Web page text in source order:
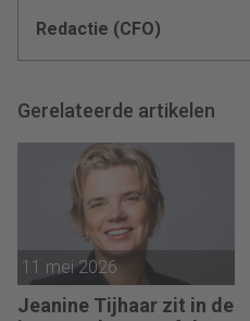
Redactie (CFO)
Gerelateerde artikelen
11 mei 2026
Jeanine Tijhaar zit in de